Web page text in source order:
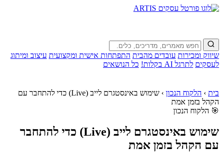
שיווק ומכירות עובדים מהבית התפתחות אישית ומקצועית עיצוב ומיתוג
לעסקים לתרגל AI בקלות! כל הנושאים
בית › הלקוח הנכון ›
שימוש באינסטגרם לייב (Live) כדי להתחבר עם
הקהל בזמן אמת
🎯 הלקוח הנכון
שימוש באינסטגרם לייב (Live) כדי להתחבר
עם הקהל בזמן אמת